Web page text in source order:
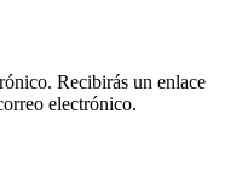
Recibirás un enlace
electrónico.